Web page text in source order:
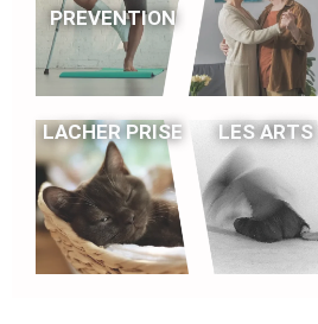
PREVENTION
LACHER PRISE LES ARTS